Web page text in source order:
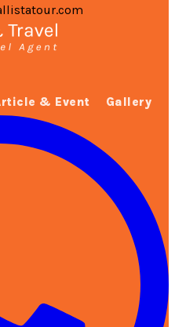
& Event Gallery